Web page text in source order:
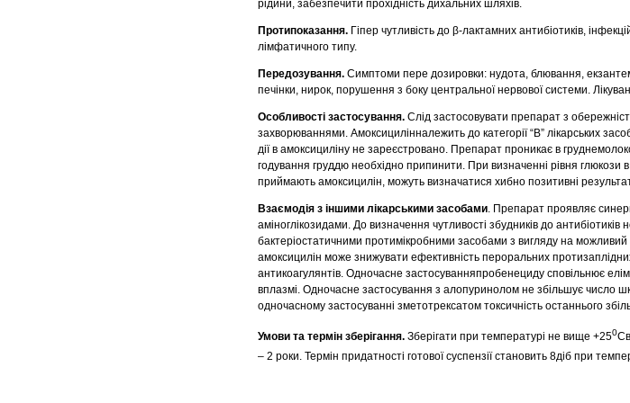
рідини, забезпечити прохідність дихальних шляхів.
Протипоказання. Гіпер чутливість до β-лактамних антибіотиків,
лімфатичного типу.
Передозування. Симптоми пере дозировки: нудота, блювання,
печінки, нирок, порушення з боку центральної нервової системи.
Особливості застосування. Слід застосовувати препарат з
захворюваннями. Амоксицилінналежить до категорії “В” лікарських
дії в амоксициліну не зареєстровано. Препарат проникає в
годування груддю необхідно припинити. При визначенні рівня глюкози
приймають амоксицилін, можуть визначатися хибно позитивні
Взаємодія з іншими лікарськими засобами. Препарат проявляє
аміноглікозидами. До визначення чутливості збудників до
бактеріостатичними протимікробними засобами з вигляду на
амоксицилін може знижувати ефективність пероральних
антикоагулянтів. Одночасне застосуванняпробенециду сповільнює
вплазмі. Одночасне застосування з алопуринолом не збільшує число
одночасному застосуванні зметотрексатом токсичність останнього
Умови та термін зберігання. Зберігати при температурі не вище +250
– 2 роки. Термін придатності готової суспензії становить 8діб при